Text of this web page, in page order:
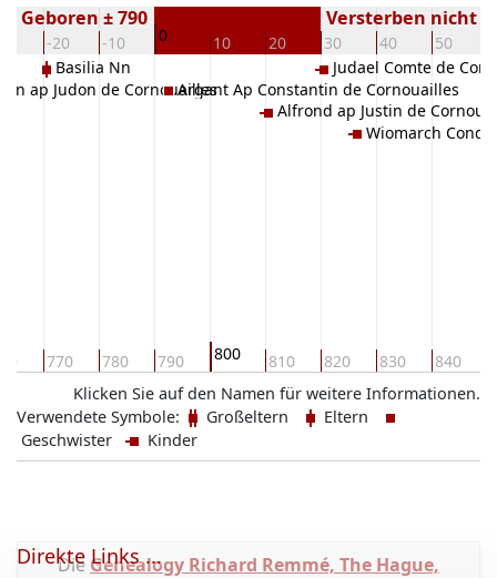
-20 -10 0 10 20 30 40 50
Geboren ± 790 Versterben nicht
770 780 790 800 810 820 830 840
ap Judon de Cornouailles
Basilia Nn
Argant Ap Constantin de Cornouailles
Alfrond ap Justin de
Judael Comte de
Wiomarch
Klicken Sie auf den Namen für weitere Informationen.
Verwendete Symbole:
Großeltern
Eltern
Geschwister
Kinder
Die Genealogy Richard Remmé, The Hague,
Direkte Links ...